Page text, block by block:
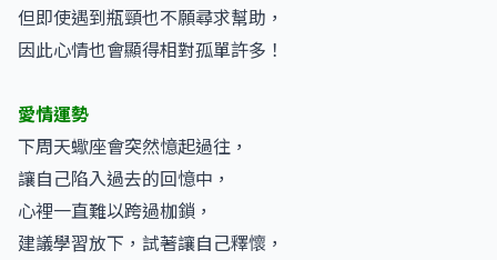
但即使遇到瓶頸也不願尋求幫助，
因此心情也會顯得相對孤單許多！
愛情運勢
下周天蠍座會突然憶起過往，
讓自己陷入過去的回憶中，
心裡一直難以跨過枷鎖，
建議學習放下，試著讓自己釋懷，